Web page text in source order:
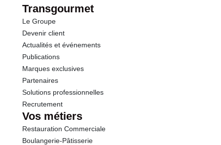
Transgourmet
Le Groupe
Devenir client
Actualités et événements
Publications
Marques exclusives
Partenaires
Solutions professionnelles
Recrutement
Vos métiers
Restauration Commerciale
Boulangerie-Pâtisserie